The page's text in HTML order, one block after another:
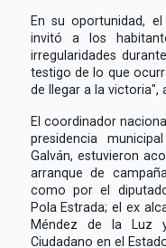
En su oportunidad,
invitó a los
irregularidades
testigo de lo que
de llegar a la victoria",
El coordinador
presidencia
Galván, estuvieron
arranque de
como por el
Pola Estrada; el ex
Méndez de la Luz
Ciudadano en el